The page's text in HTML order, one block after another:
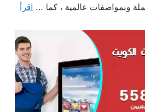
وبمواصفات عالمية ، كما ... اقرأ